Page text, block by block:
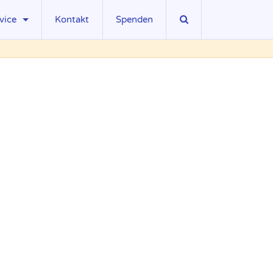
Kontakt Spenden